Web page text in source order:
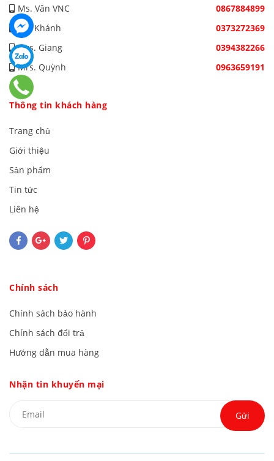
Ms. Vân VNC
0867884899
Mr. Khánh
0373272369
Mrs. Giang
0394382266
Mrs. Quỳnh
0963659191
Thông tin khách hàng
Trang chủ
Giới thiệu
Sản phẩm
Tin tức
Liên hệ
Chính sách
Chính sách bảo hành
Chính sách đổi trả
Hướng dẫn mua hàng
Nhận tin khuyến mại
Gửi